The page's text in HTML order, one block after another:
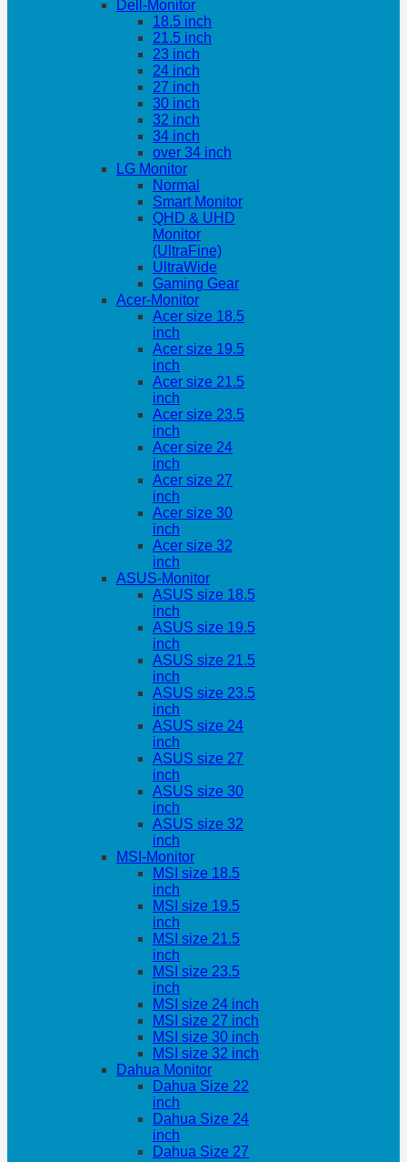
Dell-Monitor
18.5 inch
21.5 inch
23 inch
24 inch
27 inch
30 inch
32 inch
34 inch
over 34 inch
LG Monitor
Normal
Smart Monitor
QHD & UHD
Monitor
(UltraFine)
UltraWide
Gaming Gear
Acer-Monitor
Acer size 18.5
inch
Acer size 19.5
inch
Acer size 21.5
inch
Acer size 23.5
inch
Acer size 24
inch
Acer size 27
inch
Acer size 30
inch
Acer size 32
inch
ASUS-Monitor
ASUS size 18.5
inch
ASUS size 19.5
inch
ASUS size 21.5
inch
ASUS size 23.5
inch
ASUS size 24
inch
ASUS size 27
inch
ASUS size 30
inch
ASUS size 32
inch
MSI-Monitor
MSI size 18.5
inch
MSI size 19.5
inch
MSI size 21.5
inch
MSI size 23.5
inch
MSI size 24 inch
MSI size 27 inch
MSI size 30 inch
MSI size 32 inch
Dahua Monitor
Dahua Size 22
inch
Dahua Size 24
inch
Dahua Size 27